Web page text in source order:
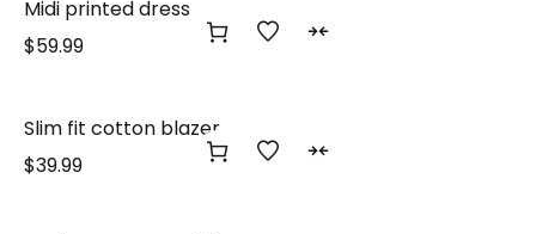
Midi printed dress
$59.99
Slim fit cotton blazer
$39.99